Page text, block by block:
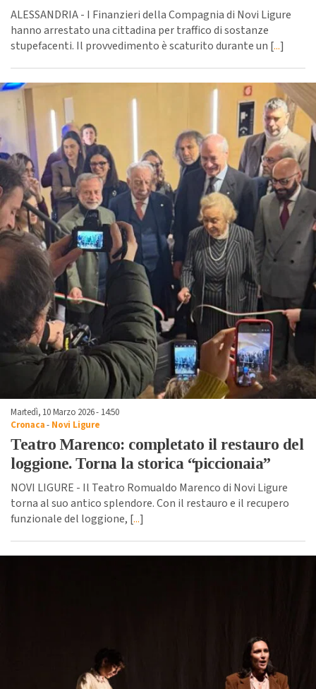
ALESSANDRIA - I Finanzieri della Compagnia di Novi Ligure
hanno arrestato una cittadina per traffico di sostanze
stupefacenti. Il provvedimento è scaturito durante un [...]
Martedì, 10 Marzo 2026 - 14:50
Cronaca- Novi Ligure
Teatro Marenco: completato il restauro del
loggione. Torna la storica “piccionaia”
NOVI LIGURE - Il Teatro Romualdo Marenco di Novi Ligure
torna al suo antico splendore. Con il restauro e il recupero
funzionale del loggione, [...]